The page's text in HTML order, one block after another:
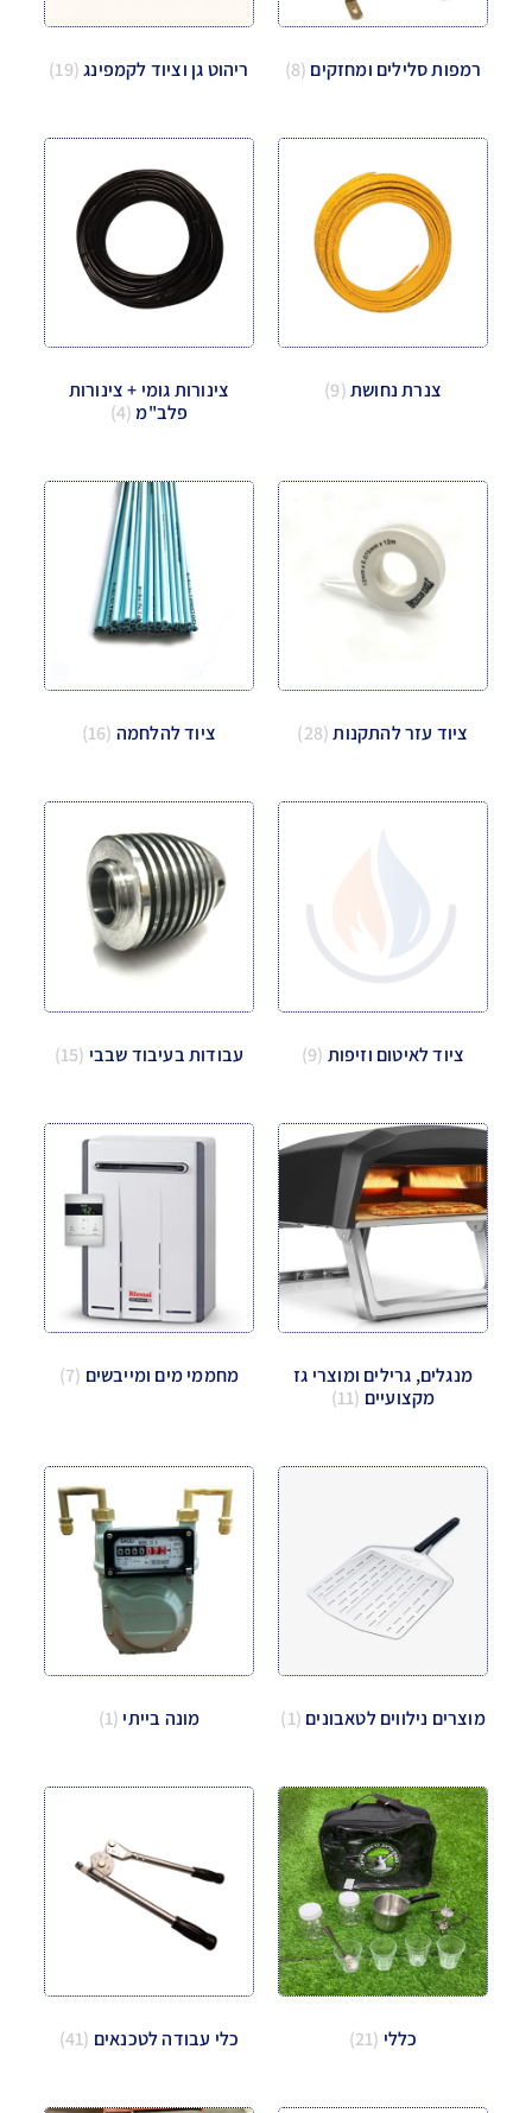
רמפות סלילים ומחזקים (8) ריהוט גן וציוד לקמפינג(19)
צנרת נחושת(9)
צינורות גומי + צינורות
פלב"מ (4)
ציוד עזר להתקנות(28) ציוד להלחמה (16)
ציוד לאיטום וזיפות (9) עבודות בעיבוד שבבי (15)
מנגלים, גרילים ומוצרי גז
מקצועיים (11)
מחממי מים ומייבשים (7)
מוצרים נילווים לטאבונים (1) מונה בייתי (1)
כללי (21) כלי עבודה לטכנאים (41)